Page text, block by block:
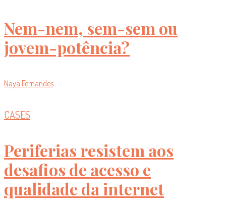
Nem-nem, sem-sem ou
jovem-potência?
Naya Fernandes
CASES
Periferias resistem aos
desafios de acesso e
qualidade da internet